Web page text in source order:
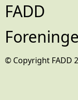
FADD
© Copyright FADD